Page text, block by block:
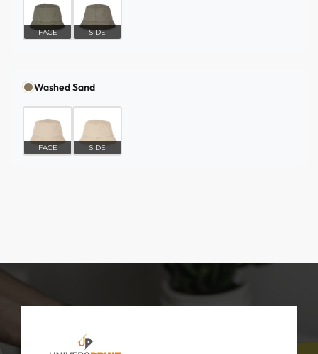
FACE SIDE
Washed Sand
FACE SIDE